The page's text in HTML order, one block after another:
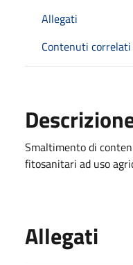
Allegati
Contenuti correlati
Smaltimento di
fitosanitari ad uso
Allegati